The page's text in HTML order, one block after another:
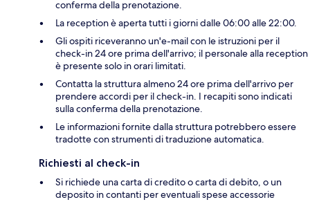
conferma della prenotazione.
La reception è aperta tutti i giorni dalle 06:00 alle 22:00.
Gli ospiti riceveranno un'e-mail con le istruzioni per il
check-in 24 ore prima dell'arrivo; il personale alla reception
è presente solo in orari limitati.
Contatta la struttura almeno 24 ore prima dell'arrivo per
prendere accordi per il check-in. I recapiti sono indicati
sulla conferma della prenotazione.
Le informazioni fornite dalla struttura potrebbero essere
tradotte con strumenti di traduzione automatica.
Richiesti al check-in
Si richiede una carta di credito o carta di debito, o un
deposito in contanti per eventuali spese accessorie